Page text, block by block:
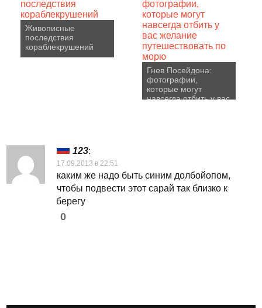
Живописные
последствия
кораблекрушений
Гнев Посейдона:
фотографии,
которые могут
навсегда отбить у вас
123:
17.09.2013 в 22:51
каким же надо быть синим долбойопом,
чтобы подвести этот сарай так близко к
берегу
0